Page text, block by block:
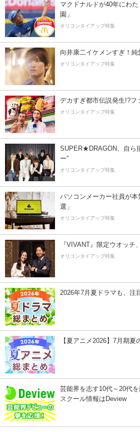
マクドナルドが40年にわ
園」
オリコンタイアップ特集
向井康二イケメンすぎ！純
オリコンタイアップ特集
デカすぎ都市伝説発生!?フ
オリコンタイアップ特集
SUPER★DRAGON、自ら
ー”
オリコンタイアップ特集
パソコンメーカー社員が
選」
オリコンタイアップ特集
『VIVANT』限定ウオッチ
オリコンタイアップ特集
2026年7月夏ドラマも、注
【夏アニメ2026】7月期夏
芸能界を志す10代～20代
スクール情報はDeview